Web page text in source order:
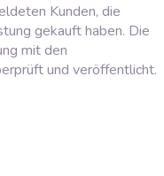
Kunden, die
gekauft haben. Die
mit den
und veröffentlicht.